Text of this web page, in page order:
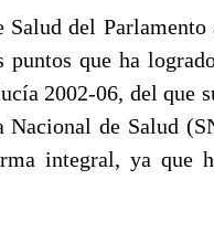
del
que ha
2002-06, del que
de Salud
integral, ya que